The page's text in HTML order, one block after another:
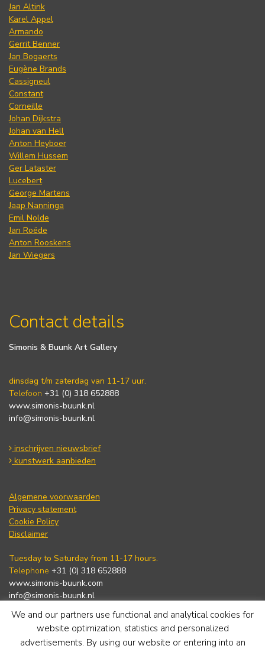
Jan Altink
Karel Appel
Armando
Gerrit Benner
Jan Bogaerts
Eugène Brands
Cassigneul
Constant
Corneille
Johan Dijkstra
Johan van Hell
Anton Heyboer
Willem Hussem
Ger Lataster
Lucebert
George Martens
Jaap Nanninga
Emil Nolde
Jan Roëde
Anton Rooskens
Jan Wiegers
Contact details
Simonis & Buunk Art Gallery
dinsdag t/m zaterdag van 11-17 uur.
Telefoon +31 (0) 318 652888
www.simonis-buunk.nl
info@simonis-buunk.nl
inschrijven nieuwsbrief
kunstwerk aanbieden
Algemene voorwaarden
Privacy statement
Cookie Policy
Disclaimer
Tuesday to Saturday from 11-17 hours.
Telephone +31 (0) 318 652888
www.simonis-buunk.com
info@simonis-buunk.nl
subscribe to newsletter
We and our partners use functional and analytical cookies for
website optimization, statistics and personalized
advertisements. By using our website or entering into an